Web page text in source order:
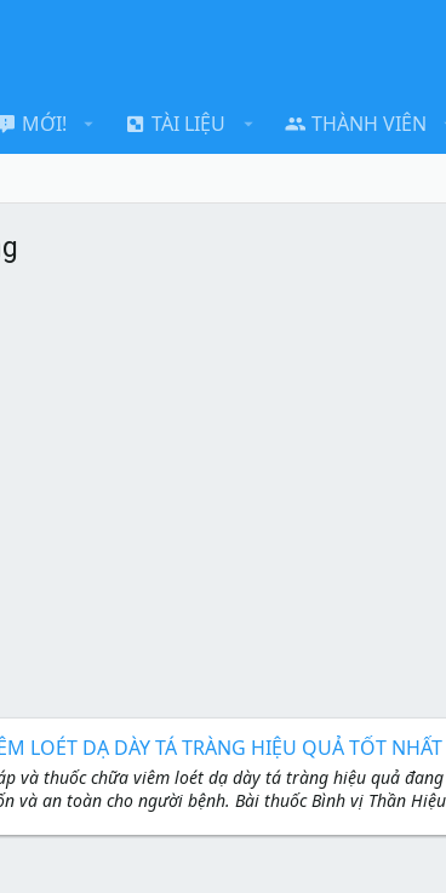
MỚI! TÀI LIỆU THÀNH VIÊN
LOÉT DẠ DÀY TÁ TRÀNG HIỆU QUẢ TỐT NHẤT
và thuốc chữa viêm loét dạ dày tá tràng hiệu quả
và an toàn cho người bệnh. Bài thuốc Bình vị Thần